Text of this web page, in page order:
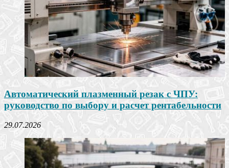
Автоматический плазменный резак с ЧПУ:
руководство по выбору и расчет рентабельности
29.07.2026